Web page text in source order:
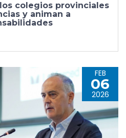
colegios provinciales
y animan a
FEB
06
2026